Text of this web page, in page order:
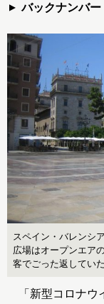
バックナンバー
スペイン・バレンシ
広場はオープンエア
客でごった返してい
「新型コロナウ